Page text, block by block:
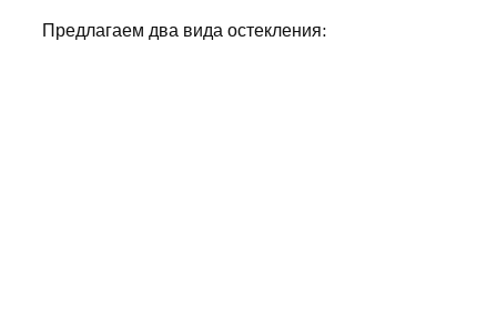
Предлагаем два вида остекления: